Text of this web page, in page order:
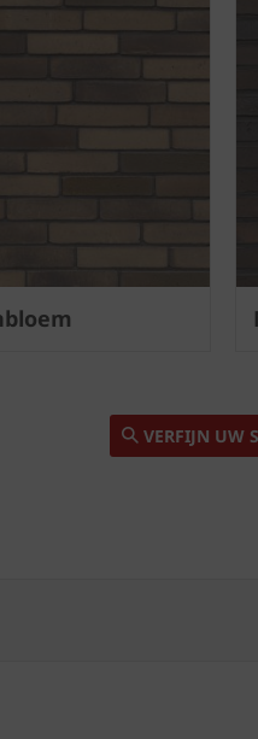
VERFIJN UW